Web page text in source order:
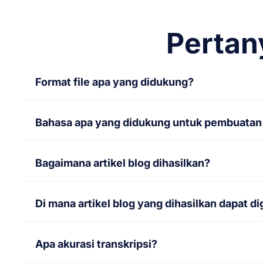
Format file apa yang didukung?
Bahasa apa yang didukung untuk
Bagaimana artikel blog dihasilkan?
yang dioptimalkan untuk SEO dan menarik,
Di mana artikel blog yang dihasilkan dapat
itu, artikel ini dapat diunggah langsung ke
Apa akurasi transkripsi?